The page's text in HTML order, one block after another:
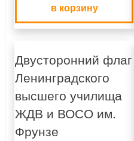
в корзину
Двусторонний флаг
Ленинградского
высшего училища
ЖДВ и ВОСО им.
Фрунзе